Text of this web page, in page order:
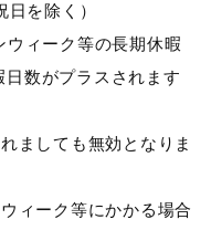
を除く）
ィーク等の長期休暇
数がプラスされます
ましても無効となりま
ィーク等にかかる場合